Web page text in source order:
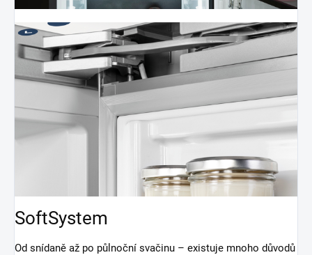
SoftSystem
Od snídaně až po půlnoční svačinu – existuje mnoho důvodů